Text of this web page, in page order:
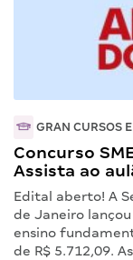
GRAN CURSOS
Concurso
Assista ao
Edital aberto! A
de Janeiro
ensino
de R$ 5.712,09.